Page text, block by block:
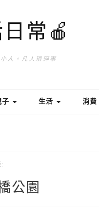
常🍎
人。凡人瑣碎事
子 生活 消費
公園